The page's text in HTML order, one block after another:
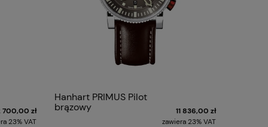
700,00 zł
23% VAT
Hanhart PRIMUS Pilot
brązowy
11 836,00 zł
zawiera 23% VAT